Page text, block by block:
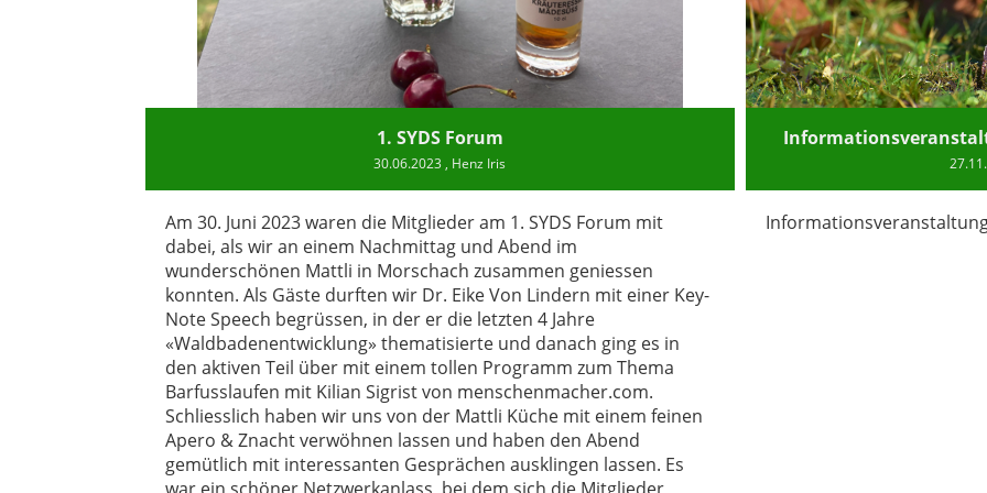
1. SYDS Forum
30.06.2023 , Henz Iris
Am 30. Juni 2023 waren die Mitglieder am 1. SYDS Forum mit
dabei, als wir an einem Nachmittag und Abend im
wunderschönen Mattli in Morschach zusammen geniessen
konnten. Als Gäste durften wir Dr. Eike Von Lindern mit einer Key-
Note Speech begrüssen, in der er die letzten 4 Jahre
«Waldbadenentwicklung» thematisierte und danach ging es in
den aktiven Teil über mit einem tollen Programm zum Thema
Barfusslaufen mit Kilian Sigrist von menschenmacher.com.
Schliesslich haben wir uns von der Mattli Küche mit einem feinen
Apero & Znacht verwöhnen lassen und haben den Abend
gemütlich mit interessanten Gesprächen ausklingen lassen. Es